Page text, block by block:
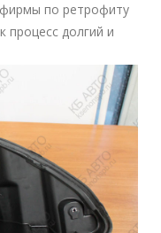
фирмы по ретрофиту
процесс долгий и